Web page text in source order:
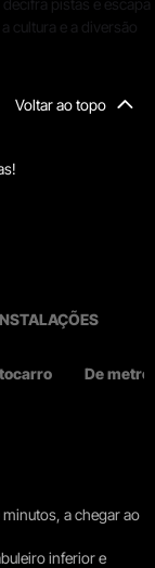
Voltar ao topo
De metro
minutos, a chegar ao
inferior e